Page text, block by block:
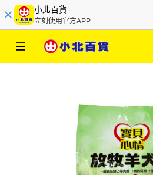
小北百貨
立刻使用官方APP